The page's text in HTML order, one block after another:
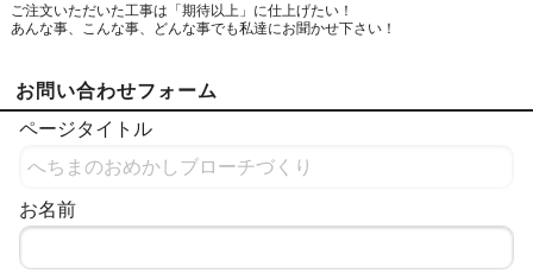
ご注文いただいた工事は「期待以上」に仕上げたい！
あんな事、こんな事、どんな事でも私達にお聞かせ下さい！
お問い合わせフォーム
ページタイトル
お名前